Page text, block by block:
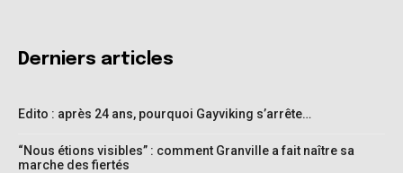
Derniers articles
Edito : après 24 ans, pourquoi Gayviking s’arrête…
“Nous étions visibles” : comment Granville a fait naître sa
marche des fiertés